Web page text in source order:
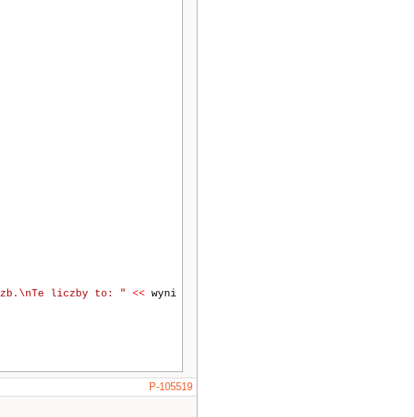
liczby to: " << wyni
P-105519